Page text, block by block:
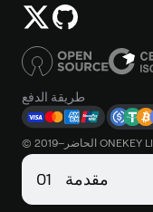
01 مقدمة
طريقة الدفع